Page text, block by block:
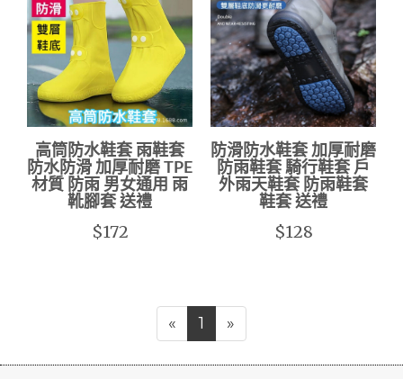
高筒防水鞋套 雨鞋套
防水防滑 加厚耐磨 TPE
材質 防雨 男女通用 雨
靴腳套 送禮
$172
防滑防水鞋套 加厚耐磨
防雨鞋套 騎行鞋套 戶
外雨天鞋套 防雨鞋套
鞋套 送禮
$128
« 1 »